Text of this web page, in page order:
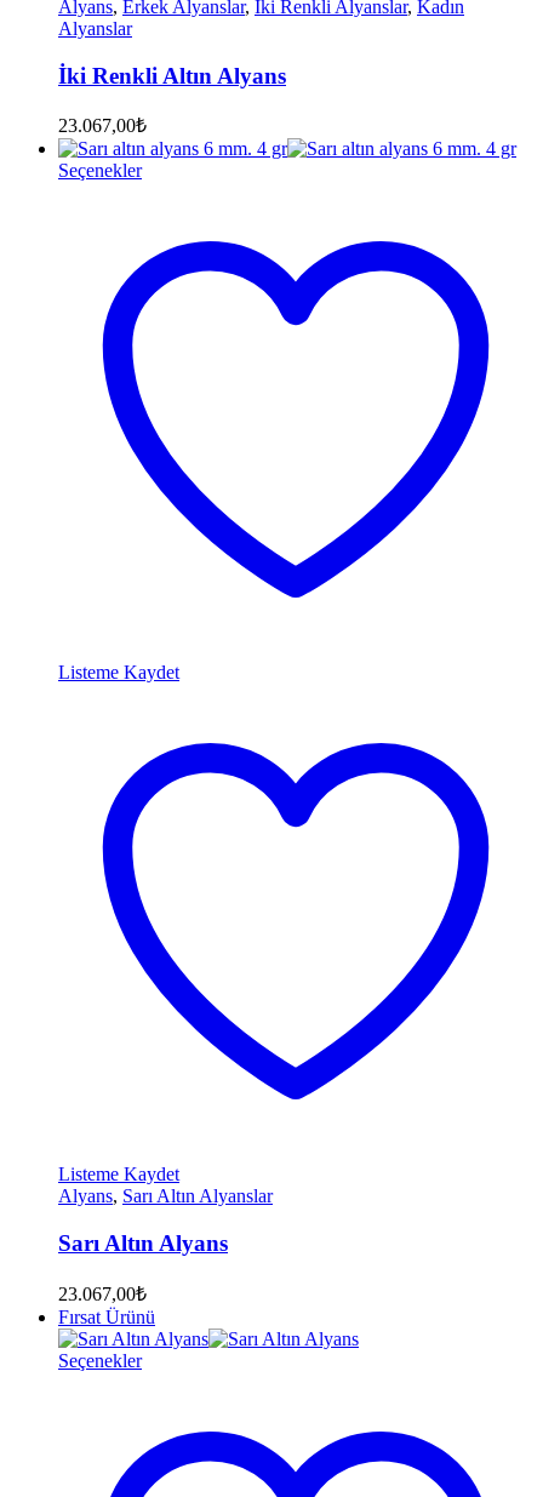
Alyans, Erkek Alyanslar, İki Renkli Alyanslar, Kadın
Alyanslar
İki Renkli Altın Alyans
23.067,00₺
Seçenekler
Listeme Kaydet
Listeme Kaydet
Alyans, Sarı Altın Alyanslar
Sarı Altın Alyans
23.067,00₺
Fırsat Ürünü
Seçenekler